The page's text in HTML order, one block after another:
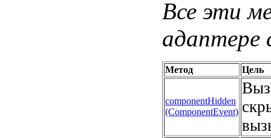
Все эти
адаптере
Метод Цель
componentHidden
(ComponentEvent)